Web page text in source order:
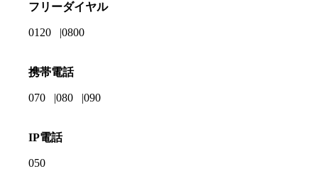
フリーダイヤル
0120 0800
携帯電話
070 080 090
IP電話
050